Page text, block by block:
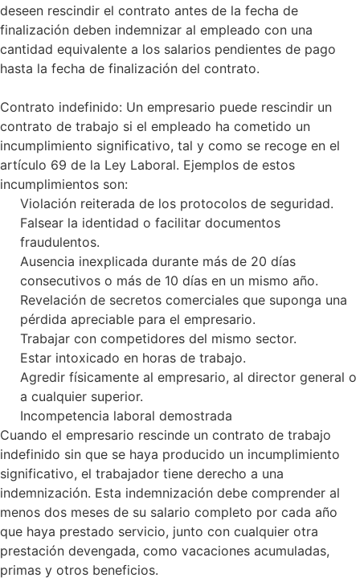
deseen rescindir el contrato antes de la fecha de
finalización deben indemnizar al empleado con una
cantidad equivalente a los salarios pendientes de pago
hasta la fecha de finalización del contrato.
Contrato indefinido: Un empresario puede rescindir un
contrato de trabajo si el empleado ha cometido un
incumplimiento significativo, tal y como se recoge en el
artículo 69 de la Ley Laboral. Ejemplos de estos
incumplimientos son:
Violación reiterada de los protocolos de seguridad.
Falsear la identidad o facilitar documentos
fraudulentos.
Ausencia inexplicada durante más de 20 días
consecutivos o más de 10 días en un mismo año.
Revelación de secretos comerciales que suponga una
pérdida apreciable para el empresario.
Trabajar con competidores del mismo sector.
Estar intoxicado en horas de trabajo.
Agredir físicamente al empresario, al director general o
a cualquier superior.
Incompetencia laboral demostrada
Cuando el empresario rescinde un contrato de trabajo
indefinido sin que se haya producido un incumplimiento
significativo, el trabajador tiene derecho a una
indemnización. Esta indemnización debe comprender al
menos dos meses de su salario completo por cada año
que haya prestado servicio, junto con cualquier otra
prestación devengada, como vacaciones acumuladas,
primas y otros beneficios.